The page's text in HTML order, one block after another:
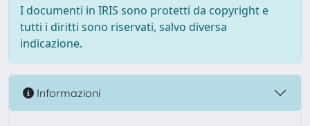
I documenti in IRIS sono protetti da copyright e
tutti i diritti sono riservati, salvo diversa
indicazione.
Informazioni